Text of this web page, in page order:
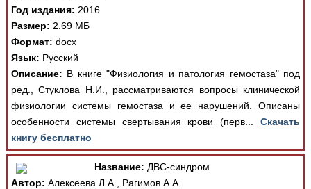
Год издания: 2016
Размер: 2.69 МБ
Формат: docx
Язык: Русский
Описание: В книге "Физиология и патология гемостаза" под
ред., Стуклова Н.И., рассматриваются вопросы клинической
физиологии системы гемостаза и ее нарушений. Описаны
особенности системы свертывания крови (перв...Скачать
книгу бесплатно
Название: ДВС-синдром
Автор: Алексеева Л.А., Рагимов А.А.